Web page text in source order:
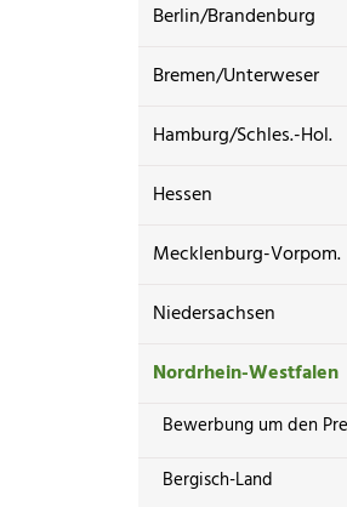
Berlin/Brandenburg
Bremen/Unterweser
Hamburg/Schles.-Hol.
Hessen
Mecklenburg-Vorpom.
Niedersachsen
Nordrhein-Westfalen
Bewerbung um den
Bergisch-Land